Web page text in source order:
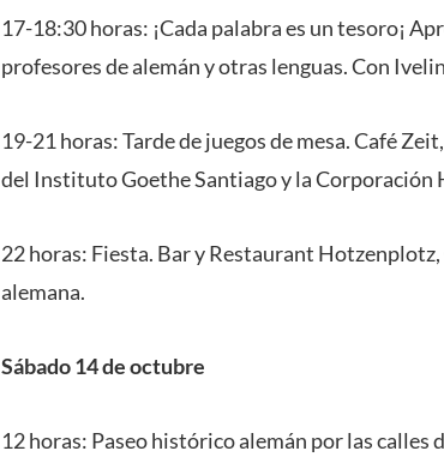
17-18:30 horas: ¡Cada palabra es un tesoro¡
profesores de alemán y otras lenguas. Con
19-21 horas: Tarde de juegos de mesa. Café
del Instituto Goethe Santiago y la Corporación
22 horas: Fiesta. Bar y Restaurant
alemana.
Sábado 14 de octubre
12 horas: Paseo histórico alemán por las calles